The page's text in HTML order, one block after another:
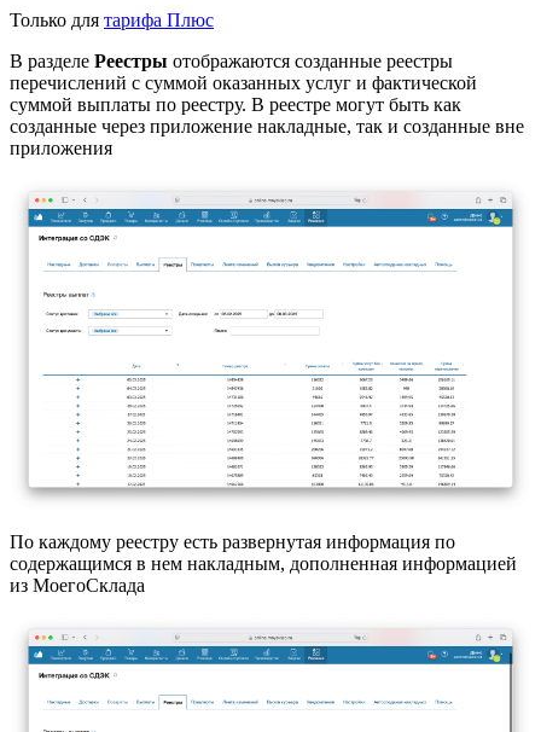
Только для тарифа Плюс
В разделе Реестры отображаются созданные реестры
перечислений с суммой оказанных услуг и фактической
суммой выплаты по реестру. В реестре могут быть как
созданные через приложение накладные, так и созданные вне
приложения
По каждому реестру есть развернутая информация по
содержащимся в нем накладным, дополненная информацией
из МоегоСклада